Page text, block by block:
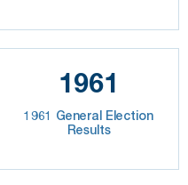
1961
1961 General Election
Results